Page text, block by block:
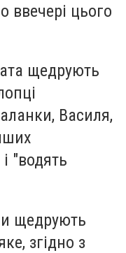
ввечері цього
щедрують
Василя,
"водять
щедрують
згідно з